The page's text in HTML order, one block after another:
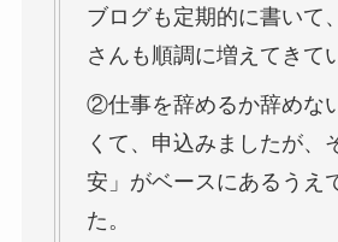
ブログも定期的に書いて
さんも順調に増えてきて
②仕事を辞めるか辞めな
くて、申込みましたが、
安」がベースにあるうえ
た。